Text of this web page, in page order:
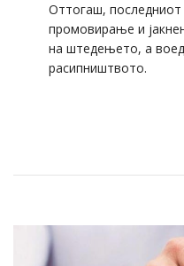
Оттогаш,
промовирање и
на штедењето, а
расипништвото.